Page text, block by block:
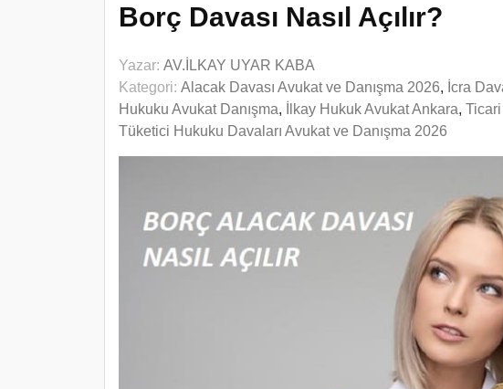
Borç Davası Nasıl Açılır?
Yazar: AV.İLKAY UYAR KABA
Kategori: Alacak Davası Avukat ve Danışma 2026, İcra
Hukuku Avukat Danışma, İlkay Hukuk Avukat Ankara,
Tüketici Hukuku Davaları Avukat ve Danışma 2026